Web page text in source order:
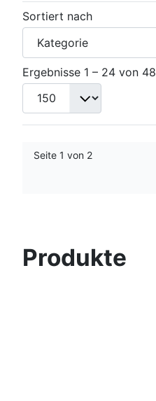
Sortiert nach
Ergebnisse 1 – 24 von 48
Seite 1 von 2
Produkte